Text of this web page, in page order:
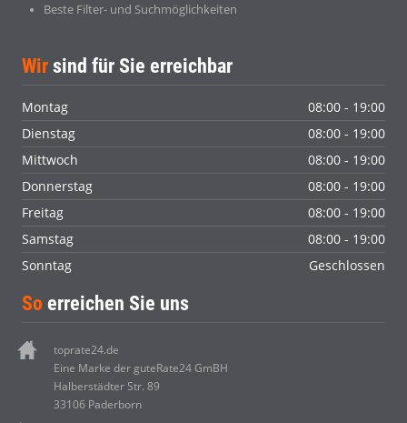
Beste Filter- und Suchmöglichkeiten
Wir sind für Sie erreichbar
Montag
08:00 - 19:00
Dienstag
08:00 - 19:00
Mittwoch
08:00 - 19:00
Donnerstag
08:00 - 19:00
Freitag
08:00 - 19:00
Samstag
08:00 - 19:00
Sonntag
Geschlossen
So erreichen Sie uns
toprate24.de
Eine Marke der guteRate24 GmBH
Halberstädter Str. 89
33106 Paderborn